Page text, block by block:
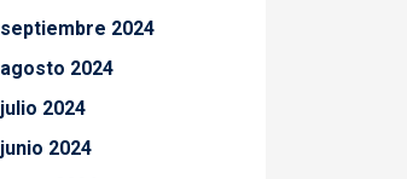
septiembre 2024
agosto 2024
julio 2024
junio 2024